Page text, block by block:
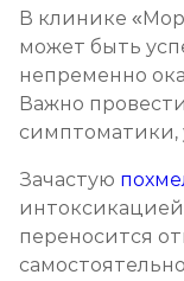
от 8 000 ₽
Химический блок
от 4 000 ₽
Вшивание
от 5 000 ₽
В клинике
может быть
непременно
Важно
симптоматики,
Зачастую
переносится